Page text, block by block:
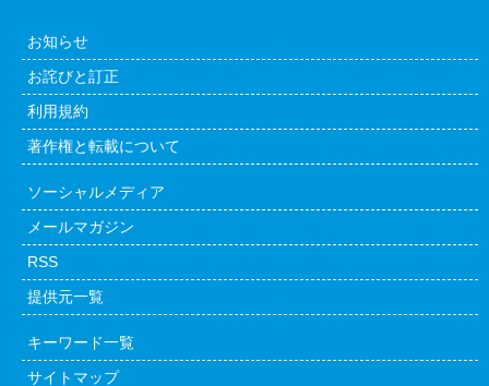
お知らせ
お詫びと訂正
利用規約
著作権と転載について
ソーシャルメディア
メールマガジン
RSS
提供元一覧
キーワード一覧
サイトマップ